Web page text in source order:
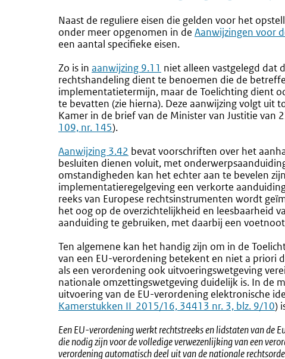
Naast de reguliere eisen die gelden voor het
onder meer opgenomen in de Aanwijzingen voor
een aantal specifieke eisen.
Zo is in aanwijzing 9.11 niet alleen vastgelegd dat
rechtshandeling dient te benoemen die de
implementatietermijn, maar de Toelichting dient
te bevatten (zie hierna). Deze aanwijzing volgt uit
Kamer in de brief van de Minister van Justitie van
109, nr. 145).
Aanwijzing 3.42 bevat voorschriften over het
besluiten dienen voluit, met
omstandigheden kan het echter aan te bevelen
implementatieregelgeving een verkorte
reeks van Europese rechtsinstrumenten wordt
het oog op de overzichtelijkheid en leesbaarheid
aanduiding te gebruiken, met daarbij een
Ten algemene kan het handig zijn om in de
van een EU-verordening betekent en niet a priori
als een verordening ook uitvoeringswetgeving
nationale omzettingswetgeving duidelijk is. In de
uitvoering van de EU-verordening elektronische
Kamerstukken II 2015/16, 34413 nr. 3, blz. 9/10)
Een EU-verordening werkt rechtstreeks en lidstaten van de
die nodig zijn voor de volledige verwezenlijking van een
verordening automatisch deel uit van de nationale